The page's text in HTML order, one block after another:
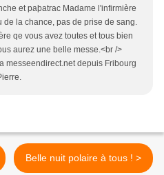
et paþatrac Madame l'infirmière
la chance, pas de prise de sang.
qe vous avez toutes et tous bien
aurez une belle messe.<br />
messeendirect.net depuis Fribourg
Belle nuit polaire à tous ! >